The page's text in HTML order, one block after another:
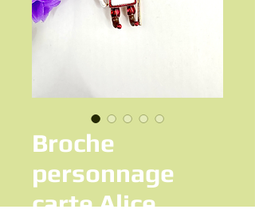
Broche
personnage
carte Alice